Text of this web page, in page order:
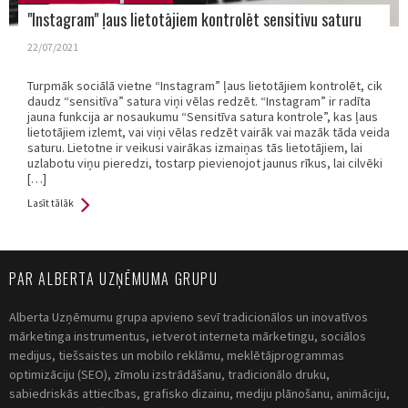
"Instagram" ļaus lietotājiem kontrolēt sensitīvu saturu
22/07/2021
Turpmāk sociālā vietne “Instagram” ļaus lietotājiem kontrolēt, cik
daudz “sensitīva” satura viņi vēlas redzēt. “Instagram” ir radīta
jauna funkcija ar nosaukumu “Sensitīva satura kontrole”, kas ļaus
lietotājiem izlemt, vai viņi vēlas redzēt vairāk vai mazāk tāda veida
saturu. Lietotne ir veikusi vairākas izmaiņas tās lietotājiem, lai
uzlabotu viņu pieredzi, tostarp pievienojot jaunus rīkus, lai cilvēki
[…]
Lasīt tālāk
PAR ALBERTA UZŅĒMUMA GRUPU
Alberta Uzņēmumu grupa apvieno sevī tradicionālos un inovatīvos
mārketinga instrumentus, ietverot interneta mārketingu, sociālos
medijus, tiešsaistes un mobilo reklāmu, meklētājprogrammas
optimizāciju (SEO), zīmolu izstrādāšanu, tradicionālo druku,
sabiedriskās attiecības, grafisko dizainu, mediju plānošanu, animāciju,